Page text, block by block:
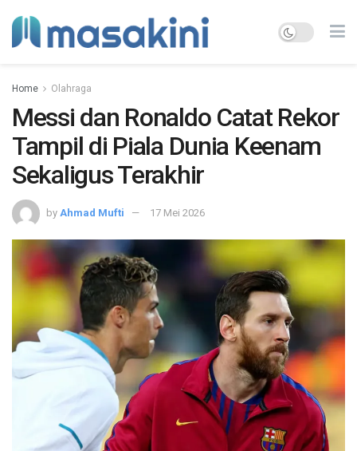
Home Olahraga
Messi dan Ronaldo Catat Rekor
Tampil di Piala Dunia Keenam
Sekaligus Terakhir
by Ahmad Mufti 17 Mei 2026